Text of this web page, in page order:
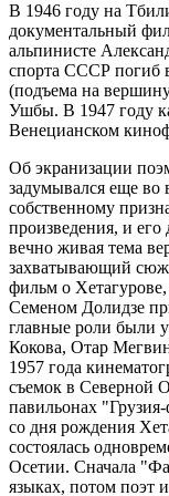
В 1946 году на
документальный
альпинисте
спорта СССР погиб
(подъема на
Ушбы. В 1947 году
Венецианском
Об экранизации
задумывался еще
собственному
произведения, и его
вечно живая тема
захватывающий
фильм о
Семеном Долидзе
главные роли были
Кокова, Отар
1957 года
съемок в Северной
павильонах
со дня рождения
состоялась
Осетии. Сначала
языках, потом поэт